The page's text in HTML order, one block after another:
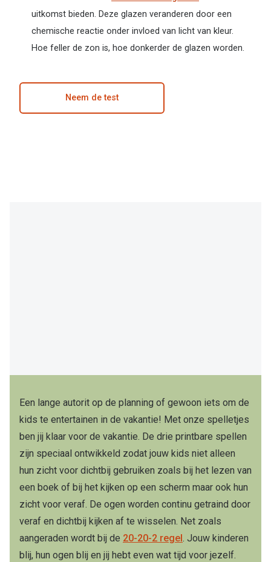
uitkomst bieden. Deze glazen veranderen door een
chemische reactie onder invloed van licht van kleur.
Hoe feller de zon is, hoe donkerder de glazen worden.
Neem de test
Een lange autorit op de planning of gewoon iets om de
kids te entertainen in de vakantie! Met onze spelletjes
ben jij klaar voor de vakantie. De drie printbare spellen
zijn speciaal ontwikkeld zodat jouw kids niet alleen
hun zicht voor dichtbij gebruiken zoals bij het lezen van
een boek of bij het kijken op een scherm maar ook hun
zicht voor veraf. De ogen worden continu getraind door
veraf en dichtbij kijken af te wisselen. Net zoals
aangeraden wordt bij de 20-20-2 regel. Jouw kinderen
blij, hun ogen blij en jij hebt even wat tijd voor jezelf.